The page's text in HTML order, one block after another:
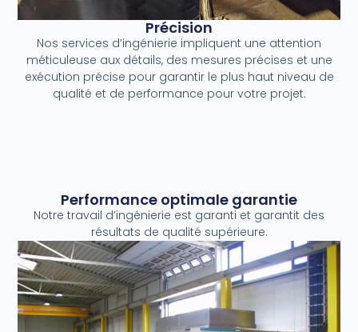
Précision
Nos services d’ingénierie impliquent une attention
méticuleuse aux détails, des mesures précises et une
exécution précise pour garantir le plus haut niveau de
qualité et de performance pour votre projet.
Performance optimale garantie
Notre travail d’ingénierie est garanti et garantit des
résultats de qualité supérieure.